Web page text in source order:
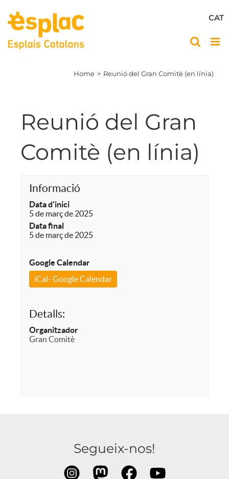
content
CAT
Home Reunió del Gran Comitè (en línia)
Reunió del Gran
Comitè (en línia)
Informació
Data d'inici
5 de març de 2025
Data final
5 de març de 2025
Google Calendar
iCal- Google Calendar
Detalls:
Organitzador
Gran Comitè
Segueix-nos!